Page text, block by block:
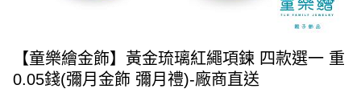
【童樂繪金飾】黃金琉璃紅繩項鍊 四款選一 重
0.05錢(彌月金飾 彌月禮)-廠商直送